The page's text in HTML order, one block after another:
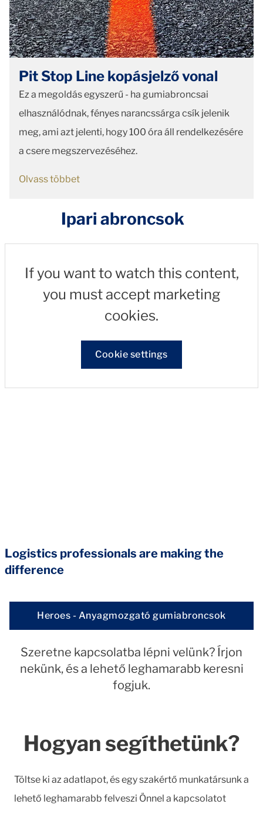
Pit Stop Line kopásjelző vonal
Ez a megoldás egyszerű - ha gumiabroncsai
elhasználódnak, fényes narancssárga csík jelenik
meg, ami azt jelenti, hogy 100 óra áll rendelkezésére
a csere megszervezéséhez.
Olvass többet
Ipari abroncsok
If you want to watch this content,
you must accept marketing
cookies.
Cookie settings
Logistics professionals are making the
difference
Heroes - Anyagmozgató gumiabroncsok
Szeretne kapcsolatba lépni velünk? Írjon
nekünk, és a lehető leghamarabb keresni
fogjuk.
Hogyan segíthetünk?
Töltse ki az adatlapot, és egy szakértő munkatársunk a
lehető leghamarabb felveszi Önnel a kapcsolatot